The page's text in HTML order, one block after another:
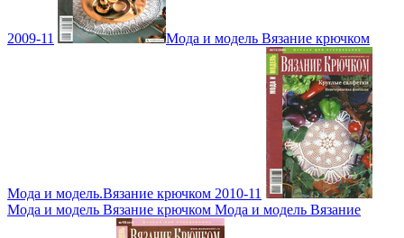
2009-11 Мода и модель Вязание крючком
Мода и модель.Вязание крючком 2010-11
Мода и модель Вязание крючком Мода и модель Вязание